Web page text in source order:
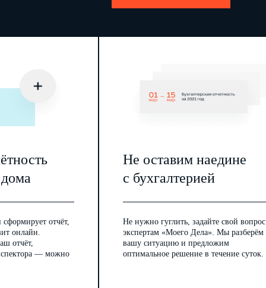
сформирует отчёт,
онлайн.
отчёт,
— можно
Не оставим наедине
с бухгалтерией
Не нужно гуглить, задайте свой вопрос
экспертам «Моего Дела». Мы разберём
вашу ситуацию и предложим
оптимальное решение в течение суток.